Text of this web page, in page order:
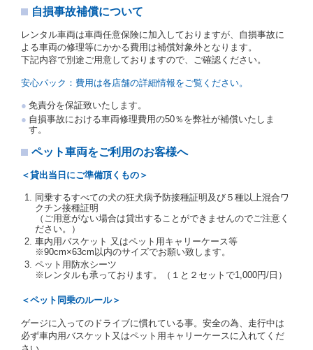
写しを添付するため、貸渡契約の締結にあたり、借受
人に対し、借受人の指定する運転者（以下「運転者」
といいます。）の運転免許証の提示を求めるほか、そ
の写しの提出を求めることがあります。この場合、借
受人は、自己が運転者であるときは自己の運転免許証
の運転免許証を提示するものとします。
交通局長通達「レンタカーに関する基本通達」（自
旅第138号 平成7年6月13日）の２．(10)及び(11)の
注２）運転免許証とは、道路交通法第９２条に規定
される運転免許証のうち、道路交通法施行規則第１
９条別記様式第１４の書式の運転免許証をいいま
す。
当社は、貸渡契約の締結にあたり、借受人及び運転者
に対し、運転免許証のほかに本人確認ができる書類の
提示を求め、及び提出された書類の写しをとることが
あります。
当社は、貸渡契約の締結にあたり、借受期間中に借受
人及び運転者と連絡するための携帯電話番号等の告知
を求めます。
レジットカード若しくは現金による支払いを求め、又
借受人は契約後の借受期間の延長はできないものとし
ます。
自損事故補償について
レンタル車両は車両任意保険に加入しておりますが、自損事故に
よる車両の修理等にかかる費用は補償対象外となります。
下記内容で別途ご用意しておりますので、ご確認ください。
安心パック：費用は各店舗の詳細情報をご覧ください。
免責分を保証致いたします。
自損事故における車両修理費用の50％を弊社が補償いたしま
す。
ペット車両をご利用のお客様へ
＜貸出当日にご準備頂くもの＞
同乗するすべての犬の狂犬病予防接種証明及び５種以上混合ワ
クチン接種証明
（ご用意がない場合は貸出することができませんのでご注意く
ださい。）
車内用バスケット 又はペット用キャリーケース等
※90cm×63cm以内のサイズでお願い致します。
ペット用防水シーツ
※レンタルも承っております。（１と２セットで1,000円/日）
＜ペット同乗のルール＞
ゲージに入ってのドライブに慣れている事。安全の為、走行中は
必ず車内用バスケット又はペット用キャリーケースに入れてくだ